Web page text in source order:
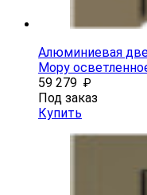
Алюминиевая
Мору
59 279 ₽
Под заказ
Купить